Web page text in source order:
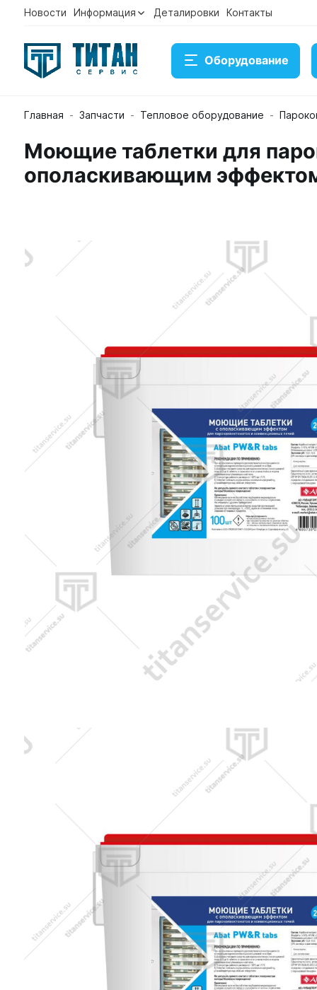
Новости Информация Деталировки Контакты
Оборудование
Главная Запчасти Тепловое оборудование
Моющие таблетки для
ополаскивающим